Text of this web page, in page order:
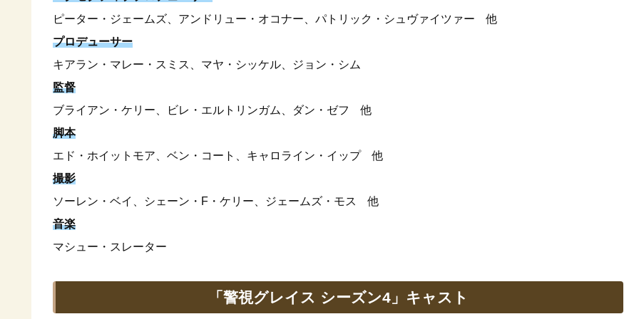
ピーター・ジェームズ、アンドリュー・オコナー、パトリック・シュヴァイツァー 他
プロデューサー
キアラン・マレー・スミス、マヤ・シッケル、ジョン・シム
監督
ブライアン・ケリー、ビレ・エルトリンガム、ダン・ゼフ 他
脚本
エド・ホイットモア、ベン・コート、キャロライン・イップ 他
撮影
ソーレン・ベイ、シェーン・F・ケリー、ジェームズ・モス 他
音楽
マシュー・スレーター
「警視グレイス シーズン4」キャスト